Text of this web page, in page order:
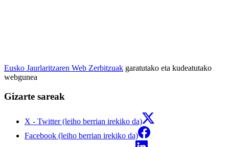
Eusko Jaurlaritzaren Web Zerbitzuak garatutako eta kudeatutako
webgunea
Gizarte sareak
X - Twitter (leiho berrian irekiko da)
Facebook (leiho berrian irekiko da)